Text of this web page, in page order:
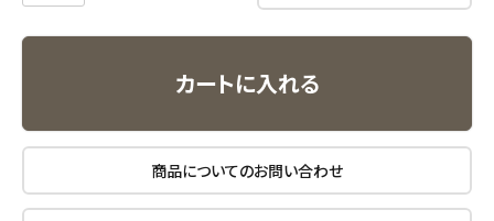
エコリュクス
エコメイト
カートに入れる
商品についてのお問い合わせ